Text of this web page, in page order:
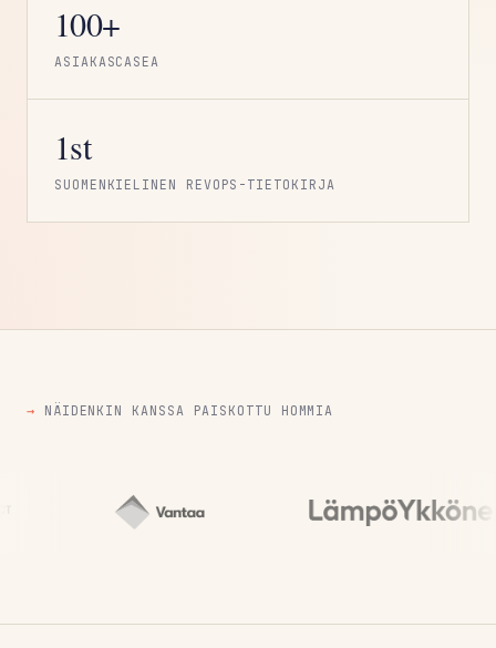
100+
ASIAKASCASEA
1st
SUOMENKIELINEN REVOPS-TIETOKIRJA
→ NÄIDENKIN KANSSA PAISKOTTU HOMMIA